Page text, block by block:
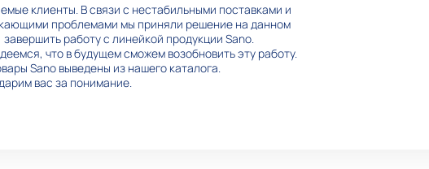
клиенты. В связи с нестабильными поставками и
проблемами мы приняли решение на данном
работу с линейкой продукции Sano.
что в будущем сможем возобновить эту работу.
Sano выведены из нашего каталога.
вас за понимание.